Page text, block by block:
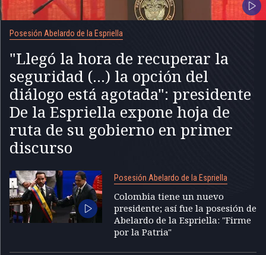
Posesión Abelardo de la Espriella
"Llegó la hora de recuperar la
seguridad (...) la opción del
diálogo está agotada": presidente
De la Espriella expone hoja de
ruta de su gobierno en primer
discurso
Posesión Abelardo de la Espriella
Colombia tiene un nuevo
presidente; así fue la posesión de
Abelardo de la Espriella: "Firme
por la Patria"